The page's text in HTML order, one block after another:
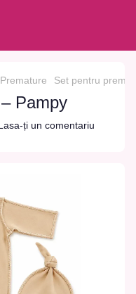
Premature Set pentru
Pampy
ți un comentariu